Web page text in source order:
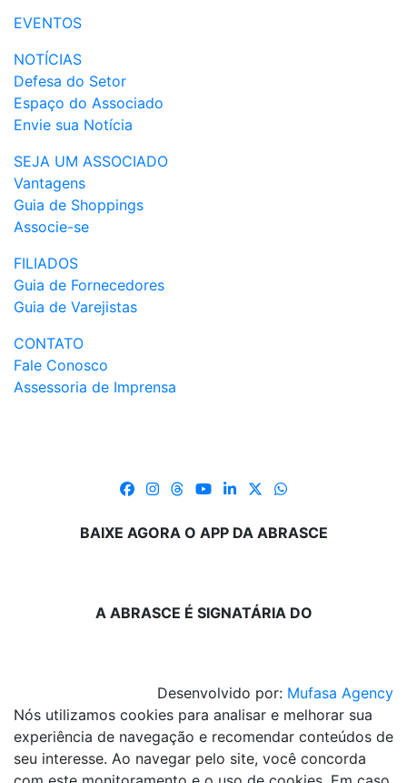
EVENTOS
NOTÍCIAS
Defesa do Setor
Espaço do Associado
Envie sua Notícia
SEJA UM ASSOCIADO
Vantagens
Guia de Shoppings
Associe-se
FILIADOS
Guia de Fornecedores
Guia de Varejistas
CONTATO
Fale Conosco
Assessoria de Imprensa
BAIXE AGORA O APP DA ABRASCE
A ABRASCE É SIGNATÁRIA DO
Desenvolvido por: Mufasa Agency
Nós utilizamos cookies para analisar e melhorar sua
experiência de navegação e recomendar conteúdos de
seu interesse. Ao navegar pelo site, você concorda